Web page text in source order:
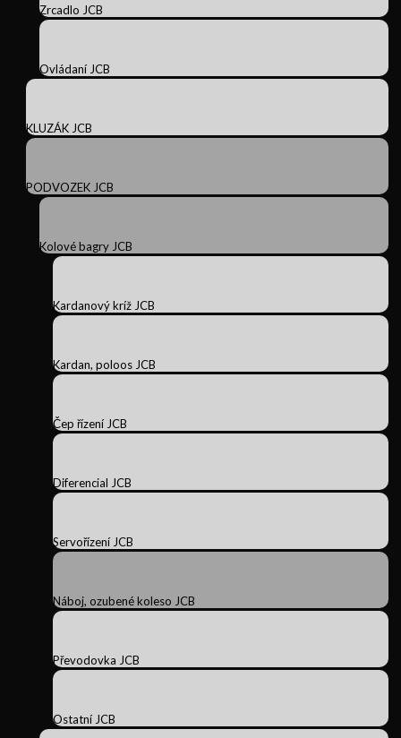
Zrcadlo JCB
Ovládaní JCB
KLUZÁK JCB
PODVOZEK JCB
Kolové bagry JCB
Kardanový kríž JCB
Kardan, poloos JCB
Čep řízení JCB
Diferencial JCB
Servořízení JCB
Náboj, ozubené koleso JCB
Převodovka JCB
Ostatní JCB